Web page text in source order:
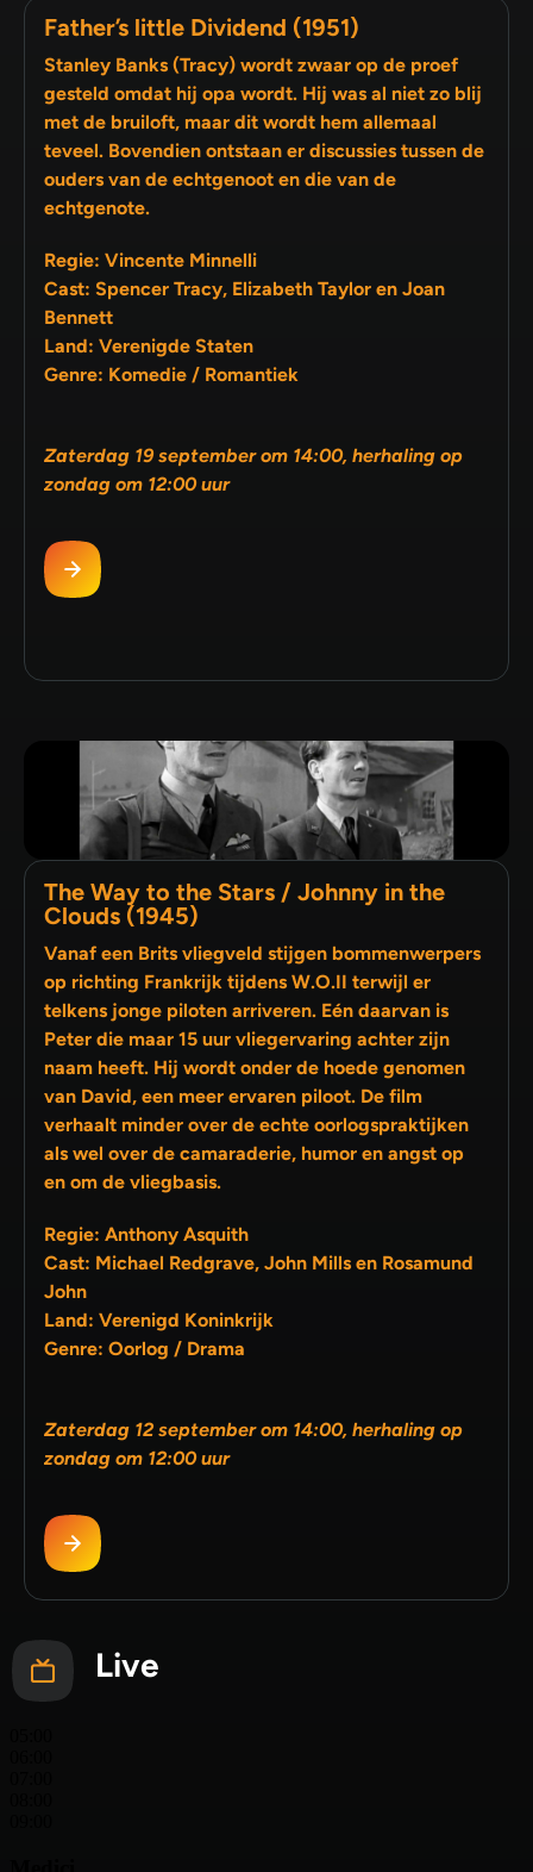
Father’s little Dividend (1951)
Stanley Banks (Tracy) wordt zwaar op de proef
gesteld omdat hij opa wordt. Hij was al niet zo blij
met de bruiloft, maar dit wordt hem allemaal
teveel. Bovendien ontstaan er discussies tussen de
ouders van de echtgenoot en die van de
echtgenote.
Regie: Vincente Minnelli
Cast: Spencer Tracy, Elizabeth Taylor en Joan
Bennett
Land: Verenigde Staten
Genre: Komedie / Romantiek
Zaterdag 19 september om 14:00, herhaling op
zondag om 12:00 uur
The Way to the Stars / Johnny in the
Clouds (1945)
Vanaf een Brits vliegveld stijgen bommenwerpers
op richting Frankrijk tijdens W.O.II terwijl er
telkens jonge piloten arriveren. Eén daarvan is
Peter die maar 15 uur vliegervaring achter zijn
naam heeft. Hij wordt onder de hoede genomen
van David, een meer ervaren piloot. De film
verhaalt minder over de echte oorlogspraktijken
als wel over de camaraderie, humor en angst op
en om de vliegbasis.
Regie: Anthony Asquith
Cast: Michael Redgrave, John Mills en Rosamund
John
Land: Verenigd Koninkrijk
Genre: Oorlog / Drama
Zaterdag 12 september om 14:00, herhaling op
zondag om 12:00 uur
Live